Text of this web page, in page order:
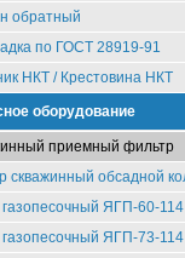
обратный
по ГОСТ 28919-91
НКТ / Крестовина НКТ
оборудование
приемный фильтр
скважинный обсадной
ЯГП-60-
газопесочный ЯГП-73-114